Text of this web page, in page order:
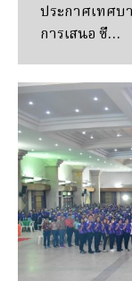
ประกาศเทศบ
การเสนอ ซื…